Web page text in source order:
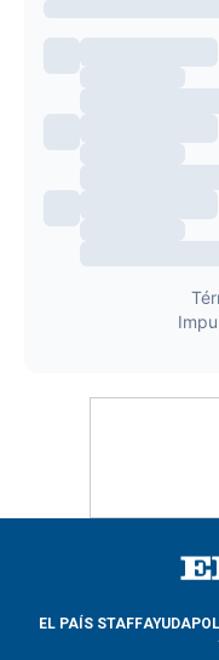
EL PAÍS STAFFAYUDA